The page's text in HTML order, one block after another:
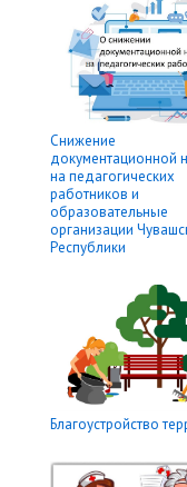
Снижение
документационной
на педагогических
работников и
образовательные
организации
Республики
Благоустройство